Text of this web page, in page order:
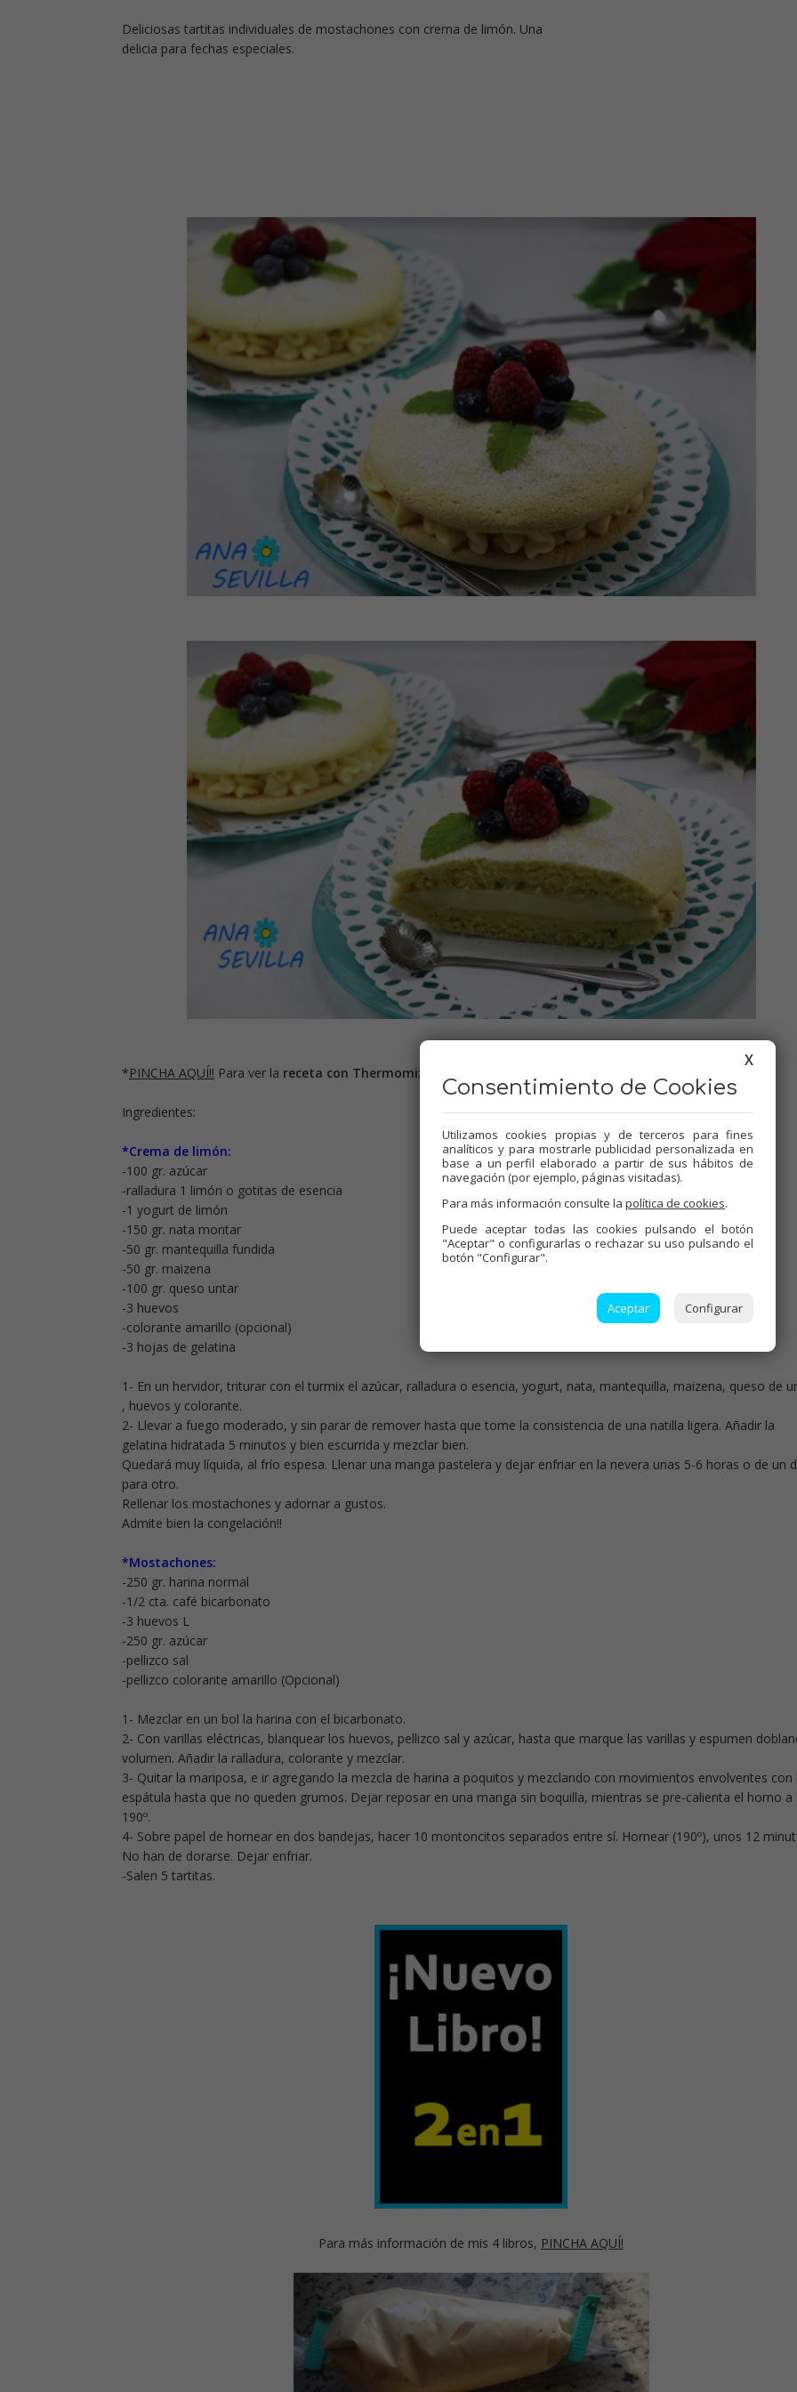
Deliciosas tartitas individuales de mostachones con crema de limón. Una
delicia para fechas especiales.
*PINCHA AQUÍ!! Para ver la receta con Thermomix.
Ingredientes:
*Crema de limón:
-100 gr. azúcar
-ralladura 1 limón o gotitas de esencia
-1 yogurt de limón
-150 gr. nata montar
-50 gr. mantequilla fundida
-50 gr. maizena
-100 gr. queso untar
-3 huevos
-colorante amarillo (opcional)
-3 hojas de gelatina
1- En un hervidor, triturar con el turmix el azúcar, ralladura o esencia, yogurt, nata, mantequilla, maizena, queso de
, huevos y colorante.
2- Llevar a fuego moderado, y sin parar de remover hasta que tome la consistencia de una natilla ligera. Añadir la
gelatina hidratada 5 minutos y bien escurrida y mezclar bien.
Quedará muy líquida, al frío espesa. Llenar una manga pastelera y dejar enfriar en la nevera unas 5-6 horas o de un
para otro.
Rellenar los mostachones y adornar a gustos.
Admite bien la congelación!!
*Mostachones:
-250 gr. harina normal
-1/2 cta. café bicarbonato
-3 huevos L
-250 gr. azúcar
-pellizco sal
-pellizco colorante amarillo (Opcional)
1- Mezclar en un bol la harina con el bicarbonato.
2- Con varillas eléctricas, blanquear los huevos, pellizco sal y azúcar, hasta que marque las varillas y espumen
volumen. Añadir la ralladura, colorante y mezclar.
3- Quitar la mariposa, e ir agregando la mezcla de harina a poquitos y mezclando con movimientos envolventes con
espátula hasta que no queden grumos. Dejar reposar en una manga sin boquilla, mientras se pre-calienta el horno a
190º.
4- Sobre papel de hornear en dos bandejas, hacer 10 montoncitos separados entre sí. Hornear (190º), unos 12
No han de dorarse. Dejar enfriar.
-Salen 5 tartitas.
Para más información de mis 4 libros, PINCHA AQUÍ!
X
Consentimiento de Cookies
Utilizamos cookies propias y de terceros para fines
analíticos y para mostrarle publicidad personalizada en
base a un perfil elaborado a partir de sus hábitos de
navegación (por ejemplo, páginas visitadas).
Para más información consulte la política de cookies.
Puede aceptar todas las cookies pulsando el botón
"Aceptar" o configurarlas o rechazar su uso pulsando el
botón "Configurar".
Aceptar Configurar